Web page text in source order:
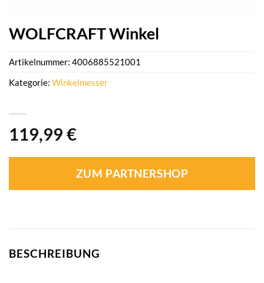
WOLFCRAFT Winkel
119,99 €
ZUM PARTNERSHOP
Artikelnummer: 4006885521001
Kategorie: Winkelmesser
BESCHREIBUNG